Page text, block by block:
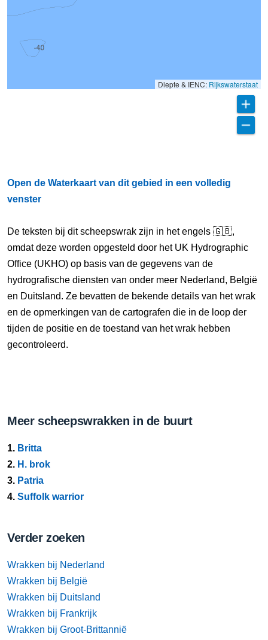
Diepte & IENC: Rijkswaterstaat
Open de Waterkaart van dit gebied in een volledig
venster
De teksten bij dit scheepswrak zijn in het engels 🇬🇧,
omdat deze worden opgesteld door het UK Hydrographic
Office (UKHO) op basis van de gegevens van de
hydrografische diensten van onder meer Nederland, België
en Duitsland. Ze bevatten de bekende details van het wrak
en de opmerkingen van de cartografen die in de loop der
tijden de positie en de toestand van het wrak hebben
gecontroleerd.
Meer scheepswrakken in de buurt
1. Britta
2. H. brok
3. Patria
4. Suffolk warrior
Verder zoeken
Wrakken bij Nederland
Wrakken bij België
Wrakken bij Duitsland
Wrakken bij Frankrijk
Wrakken bij Groot-Brittannië